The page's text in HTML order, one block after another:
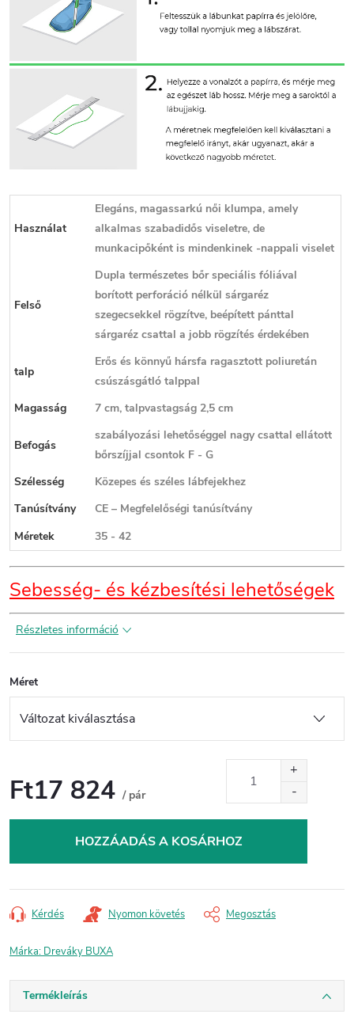
Használat
Elegáns, magassarkú női klumpa, amely
alkalmas szabadidős viseletre, de
munkacipőként is mindenkinek -nappali viselet
Felső
Dupla természetes bőr speciális fóliával
borított perforáció nélkül sárgaréz
szegecsekkel rögzítve, beépített pánttal
sárgaréz csattal a jobb rögzítés érdekében
talp
Erős és könnyű hársfa ragasztott poliuretán
csúszásgátló talppal
Magasság
7 cm, talpvastagság 2,5 cm
Befogás
szabályozási lehetőséggel nagy csattal ellátott
bőrszíjjal csontok F - G
Szélesség
Közepes és széles lábfejekhez
Tanúsítvány
CE – Megfelelőségi tanúsítvány
Méretek
35 - 42
Sebesség- és kézbesítési lehetőségek
Részletes információ
Méret
Ft17 824 / pár
HOZZÁADÁS A KOSÁRHOZ
Kérdés Nyomon követés Megosztás
Márka: Dreváky BUXA
Termékleírás